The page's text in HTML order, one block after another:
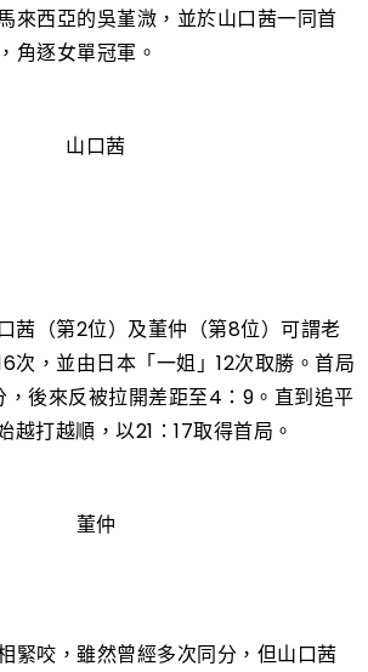
來西亞的吳堇溦，並於山口茜一同首
角逐女單冠軍。
山口茜
茜（第2位）及董仲（第8位）可謂老
次，並由日本「一姐」12次取勝。首局
後來反被拉開差距至4：9。直到追平
越打越順，以21：17取得首局。
董仲
緊咬，雖然曾經多次同分，但山口茜